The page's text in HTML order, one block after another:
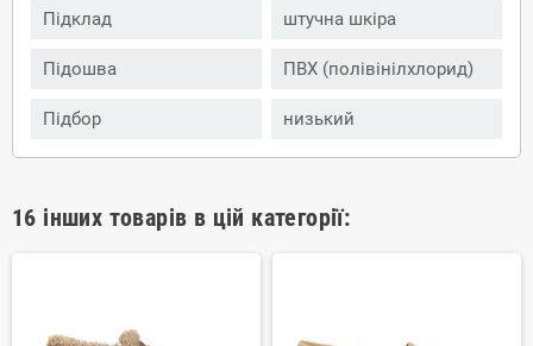
Підклад штучна шкіра
Підошва ПВХ (полівінілхлорид)
Підбор низький
16 інших товарів в цій категорії: